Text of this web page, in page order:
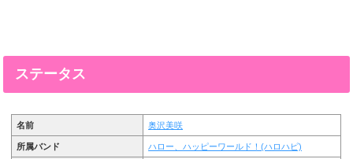
ステータス
名前 奥沢美咲
所属バンド ハロー、ハッピーワールド！(ハロハピ)